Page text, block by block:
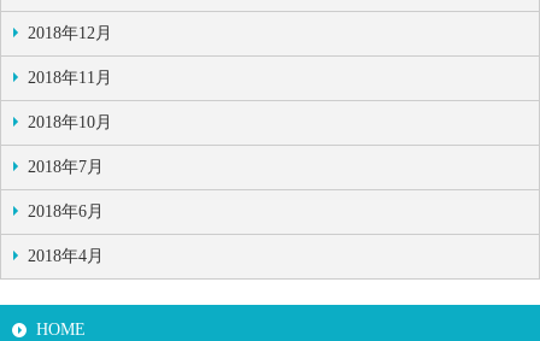
2018年12月
2018年11月
2018年10月
2018年7月
2018年6月
2018年4月
HOME